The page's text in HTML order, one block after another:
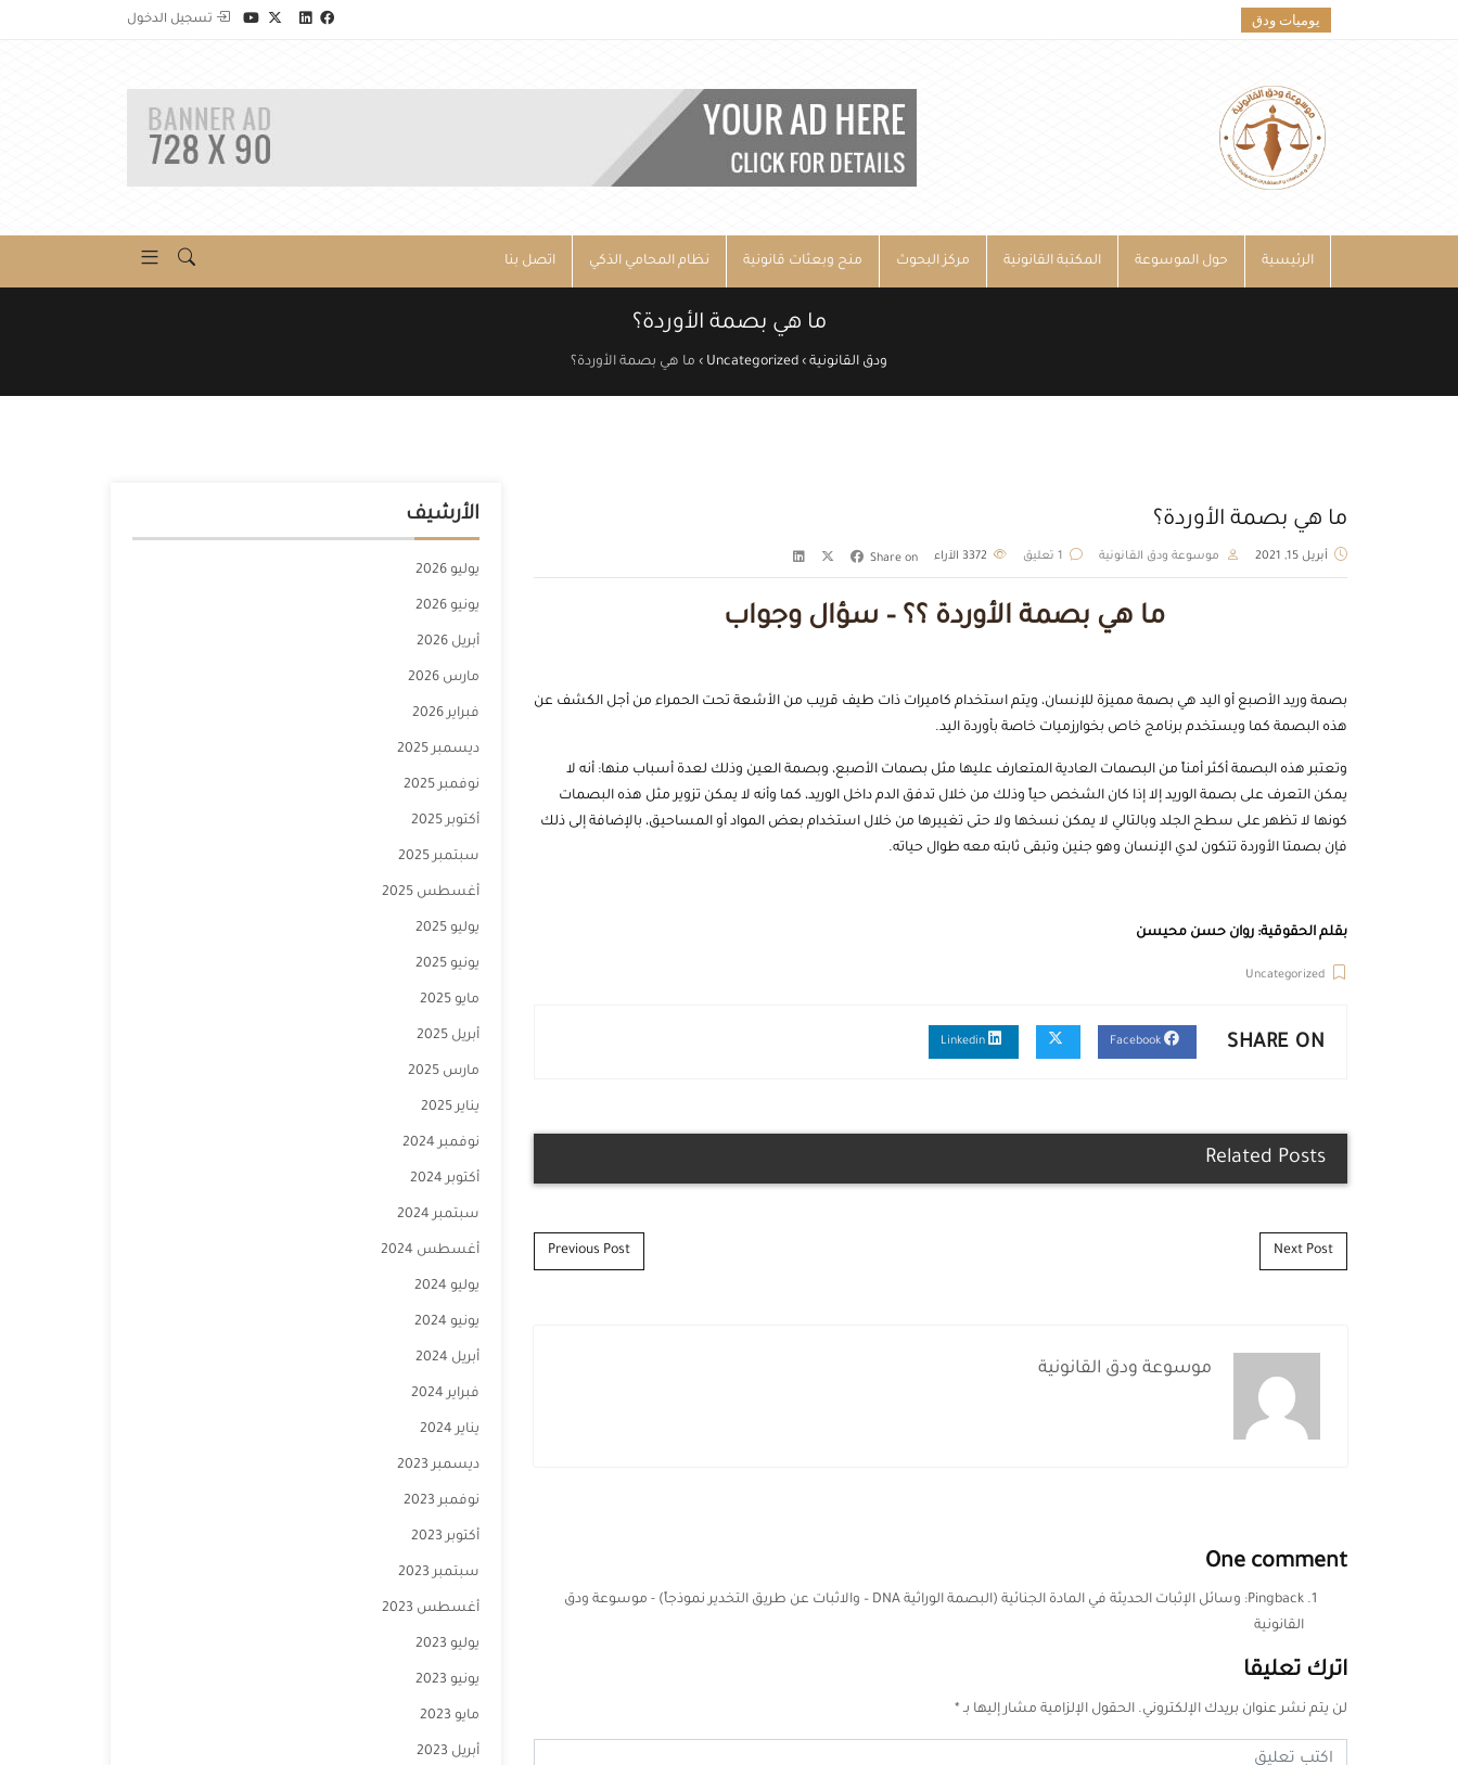
يوميات ودق تسجيل الدخول
الرئيسية حول الموسوعة المكتبة القانونية مركز البحوث منح وبعثات قانونية نظام المحامي الذكي اتصل بنا
ما هي بصمة الأوردة؟
ودق القانونية ›
Uncategorized
› ما هي بصمة الأوردة؟
ما هي بصمة الأوردة؟
أبريل 15, 2021 موسوعة ودق القانونية 1 تعليق الآراء Share on
ما هي بصمة الأوردة ؟؟ – سؤال وجواب
بصمة وريد الأصبع أو اليد هي بصمة مميزة للإنسان، ويتم استخدام كاميرات ذات طيف قريب من الأشعة تحت الحمراء من أجل الكشف عن
هذه البصمة كما ويستخدم برنامج خاص بخوارزميات خاصة بأوردة اليد.
وتعتبر هذه البصمة أكثر أمناً من البصمات العادية المتعارف عليها مثل بصمات الأصبع، وبصمة العين وذلك لعدة أسباب منها: أنه لا
يمكن التعرف على بصمة الوريد إلا إذا كان الشخص حياً وذلك من خلال تدفق الدم داخل الوريد، كما وأنه لا يمكن تزوير مثل هذه البصمات
كونها لا تظهر على سطح الجلد وبالتالي لا يمكن نسخها ولا حتى تغييرها من خلال استخدام بعض المواد أو المساحيق، بالإضافة إلى ذلك
فإن بصمتا الأوردة تتكون لدي الإنسان وهو جنين وتبقى ثابته معه طوال حياته.
بقلم الحقوقية: روان حسن محيسن
Uncategorized
SHARE ON
Related Posts
Post navigation
Previous Post Next Post
موسوعة ودق القانونية
One comment
Pingback:
وسائل الإثبات الحديثة في المادة الجنائية (البصمة الوراثية DNA – والاثبات عن طريق التخدير نموذجاً) - موسوعة ودق
القانونية
اترك تعليقا
لن يتم نشر عنوان بريدك الإلكتروني. الحقول الإلزامية مشار إليها بـ *
الأرشيف
يوليو 2026
يونيو 2026
أبريل 2026
مارس 2026
فبراير 2026
ديسمبر 2025
نوفمبر 2025
أكتوبر 2025
سبتمبر 2025
أغسطس 2025
يوليو 2025
يونيو 2025
مايو 2025
أبريل 2025
مارس 2025
يناير 2025
نوفمبر 2024
أكتوبر 2024
سبتمبر 2024
أغسطس 2024
يوليو 2024
يونيو 2024
أبريل 2024
فبراير 2024
يناير 2024
ديسمبر 2023
نوفمبر 2023
أكتوبر 2023
سبتمبر 2023
أغسطس 2023
يوليو 2023
يونيو 2023
مايو 2023
أبريل 2023